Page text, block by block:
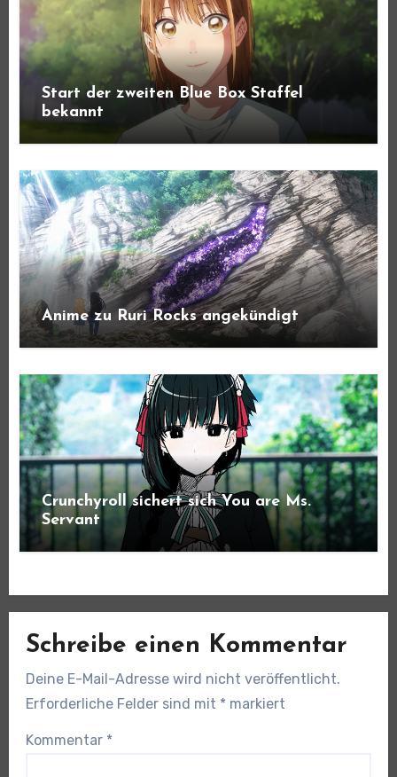
Start der zweiten Blue Box Staffel
bekannt
Anime zu Ruri Rocks angekündigt
Crunchyroll sichert sich You are Ms.
Servant
Schreibe einen Kommentar
Deine E-Mail-Adresse wird nicht veröffentlicht.
Erforderliche Felder sind mit * markiert
Kommentar *